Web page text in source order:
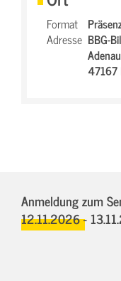
Format
Adresse BBG-
47167
Anmeldung zum
12.11.2026 -